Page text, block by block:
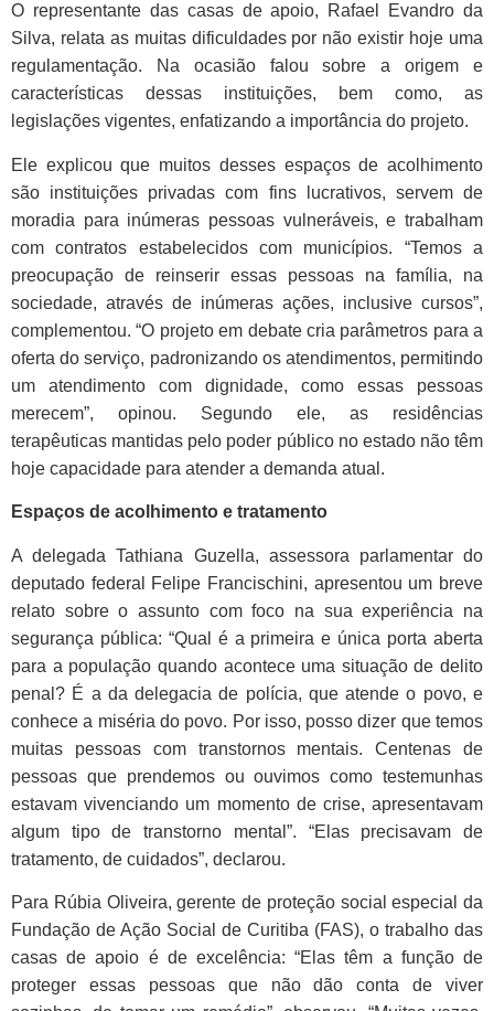
O representante das casas de apoio, Rafael Evandro da
Silva, relata as muitas dificuldades por não existir hoje uma
regulamentação. Na ocasião falou sobre a origem e
características dessas instituições, bem como, as
legislações vigentes, enfatizando a importância do projeto.
Ele explicou que muitos desses espaços de acolhimento
são instituições privadas com fins lucrativos, servem de
moradia para inúmeras pessoas vulneráveis, e trabalham
com contratos estabelecidos com municípios. “Temos a
preocupação de reinserir essas pessoas na família, na
sociedade, através de inúmeras ações, inclusive cursos”,
complementou. “O projeto em debate cria parâmetros para a
oferta do serviço, padronizando os atendimentos, permitindo
um atendimento com dignidade, como essas pessoas
merecem”, opinou. Segundo ele, as residências
terapêuticas mantidas pelo poder público no estado não têm
hoje capacidade para atender a demanda atual.
Espaços de acolhimento e tratamento
A delegada Tathiana Guzella, assessora parlamentar do
deputado federal Felipe Francischini, apresentou um breve
relato sobre o assunto com foco na sua experiência na
segurança pública: “Qual é a primeira e única porta aberta
para a população quando acontece uma situação de delito
penal? É a da delegacia de polícia, que atende o povo, e
conhece a miséria do povo. Por isso, posso dizer que temos
muitas pessoas com transtornos mentais. Centenas de
pessoas que prendemos ou ouvimos como testemunhas
estavam vivenciando um momento de crise, apresentavam
algum tipo de transtorno mental”. “Elas precisavam de
tratamento, de cuidados”, declarou.
Para Rúbia Oliveira, gerente de proteção social especial da
Fundação de Ação Social de Curitiba (FAS), o trabalho das
casas de apoio é de excelência: “Elas têm a função de
proteger essas pessoas que não dão conta de viver